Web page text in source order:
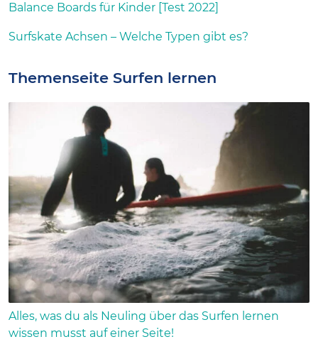
Balance Boards für Kinder [Test 2022]
Surfskate Achsen – Welche Typen gibt es?
Themenseite Surfen lernen
Alles, was du als Neuling über das Surfen lernen
wissen musst auf einer Seite!